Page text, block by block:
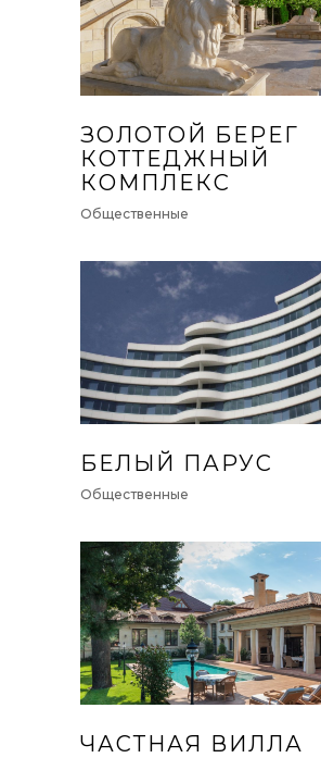
ЗОЛОТОЙ БЕРЕГ
КОТТЕДЖНЫЙ
КОМПЛЕКС
Общественные
БЕЛЫЙ ПАРУС
Общественные
ЧАСТНАЯ ВИЛЛА